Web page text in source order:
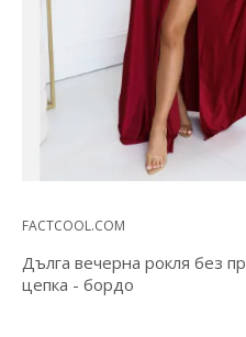
FACTCOOL.COM
Дълга вечерна рокля без
цепка - бордо